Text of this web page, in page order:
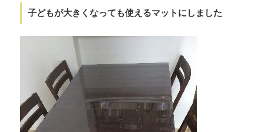
子どもが大きくなっても使えるマットにしました